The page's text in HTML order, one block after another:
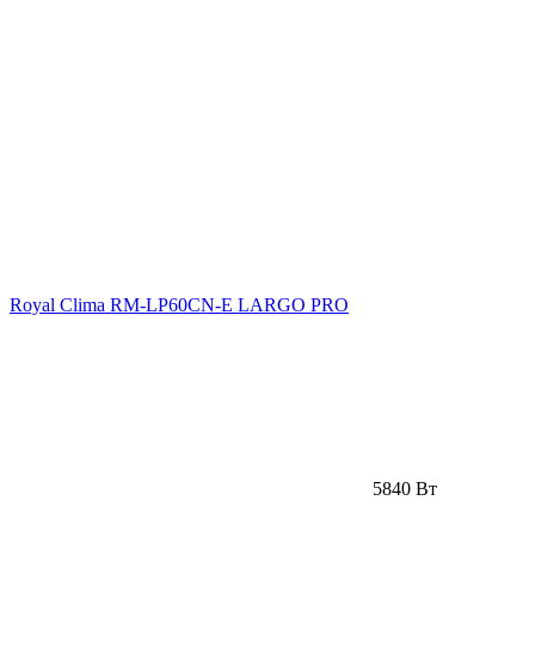
Royal Clima RM-LP60CN-E LARGO PRO
5840 Вт